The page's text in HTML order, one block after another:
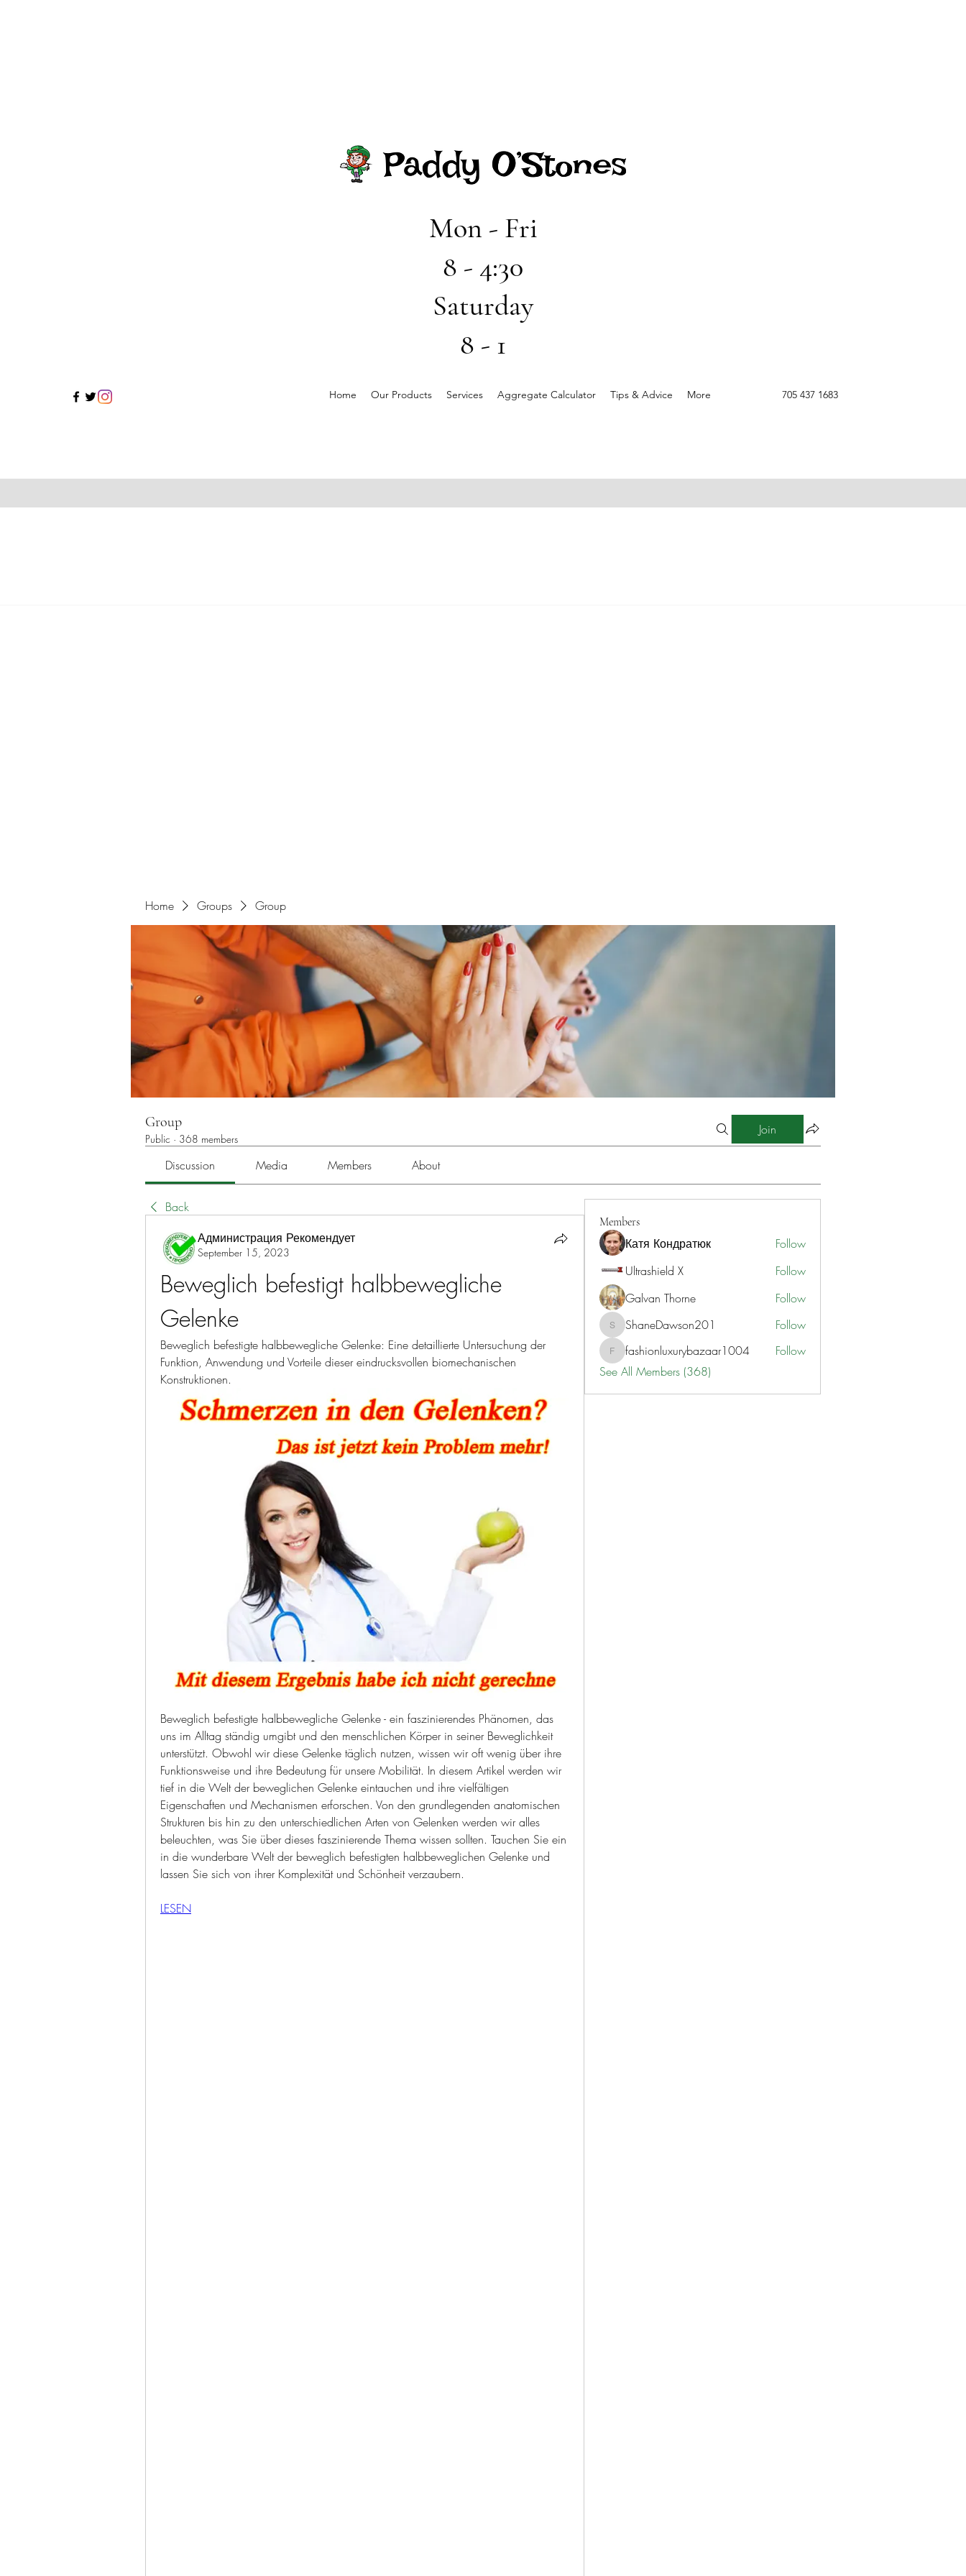
Mon - Fri
8 - 4:30
Saturday
8 - 1
Home Our Products Services Aggregate Calculator Tips & Advice More 705 437 1683
Home Groups Group
Group
Public · 368 members
Join
Discussion Media Members About
Back
Администрация Рекомендует
September 15, 2023
Beweglich befestigt halbbewegliche
Gelenke
Beweglich befestigte halbbewegliche Gelenke: Eine detaillierte Untersuchung der
Funktion, Anwendung und Vorteile dieser eindrucksvollen biomechanischen
Konstruktionen.
Beweglich befestigte halbbewegliche Gelenke - ein faszinierendes Phänomen, das
uns im Alltag ständig umgibt und den menschlichen Körper in seiner Beweglichkeit
unterstützt. Obwohl wir diese Gelenke täglich nutzen, wissen wir oft wenig über ihre
Funktionsweise und ihre Bedeutung für unsere Mobilität. In diesem Artikel werden wir
tief in die Welt der beweglichen Gelenke eintauchen und ihre vielfältigen
Eigenschaften und Mechanismen erforschen. Von den grundlegenden anatomischen
Strukturen bis hin zu den unterschiedlichen Arten von Gelenken werden wir alles
beleuchten, was Sie über dieses faszinierende Thema wissen sollten. Tauchen Sie ein
in die wunderbare Welt der beweglich befestigten halbbeweglichen Gelenke und
lassen Sie sich von ihrer Komplexität und Schönheit verzaubern.
LESEN
Members
Катя Кондратюк
Follow
Ultrashield X
Follow
Galvan Thorne
Follow
ShaneDawson201
ShaneDawson201 Follow
fashionluxurybazaar1004
fashionluxurybazaar1004
Follow
See All Members (368)